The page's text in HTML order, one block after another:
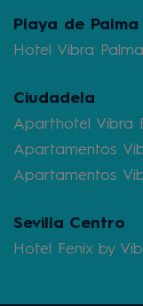
Playa de Palma
Hotel Vibra
Ciudadela
Aparthotel Vibra
Apartamentos
Apartamentos
Sevilla Centro
Hotel Fenix by